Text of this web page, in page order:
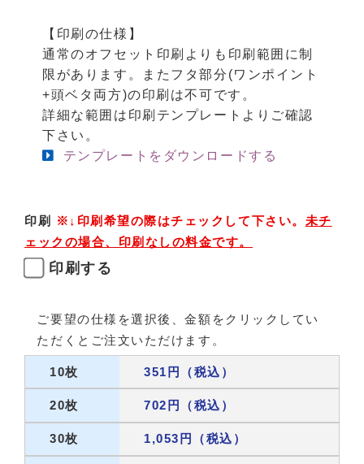
【印刷の仕様】
通常のオフセット印刷よりも印刷範囲に制
限があります。またフタ部分(ワンポイント
+頭ベタ両方)の印刷は不可です。
詳細な範囲は印刷テンプレートよりご確認
下さい。
テンプレートをダウンロードする
印刷 ※↓印刷希望の際はチェックして下さい。 未チ
ェックの場合、印刷なしの料金です。
印刷する
ご要望の仕様を選択後、金額をクリックしてい
ただくとご注文いただけます。
10枚 351円（税込）
20枚 702円（税込）
30枚 1,053円（税込）